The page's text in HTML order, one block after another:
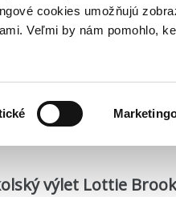
cookies umožňujú
Veľmi by nám pomohlo,
výlet Lottie